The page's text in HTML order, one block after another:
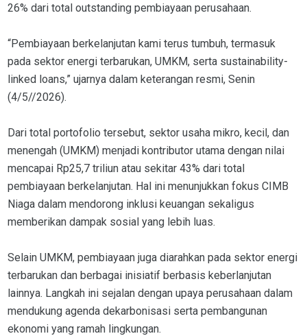
26% dari total outstanding pembiayaan perusahaan.
“Pembiayaan berkelanjutan kami terus tumbuh, termasuk
pada sektor energi terbarukan, UMKM, serta sustainability-
linked loans,” ujarnya dalam keterangan resmi, Senin
(4/5//2026).
Dari total portofolio tersebut, sektor usaha mikro, kecil, dan
menengah (UMKM) menjadi kontributor utama dengan nilai
mencapai Rp25,7 triliun atau sekitar 43% dari total
pembiayaan berkelanjutan. Hal ini menunjukkan fokus CIMB
Niaga dalam mendorong inklusi keuangan sekaligus
memberikan dampak sosial yang lebih luas.
Selain UMKM, pembiayaan juga diarahkan pada sektor energi
terbarukan dan berbagai inisiatif berbasis keberlanjutan
lainnya. Langkah ini sejalan dengan upaya perusahaan dalam
mendukung agenda dekarbonisasi serta pembangunan
ekonomi yang ramah lingkungan.